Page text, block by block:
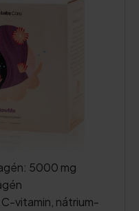
5000 mg
C-vitamin, nátrium-